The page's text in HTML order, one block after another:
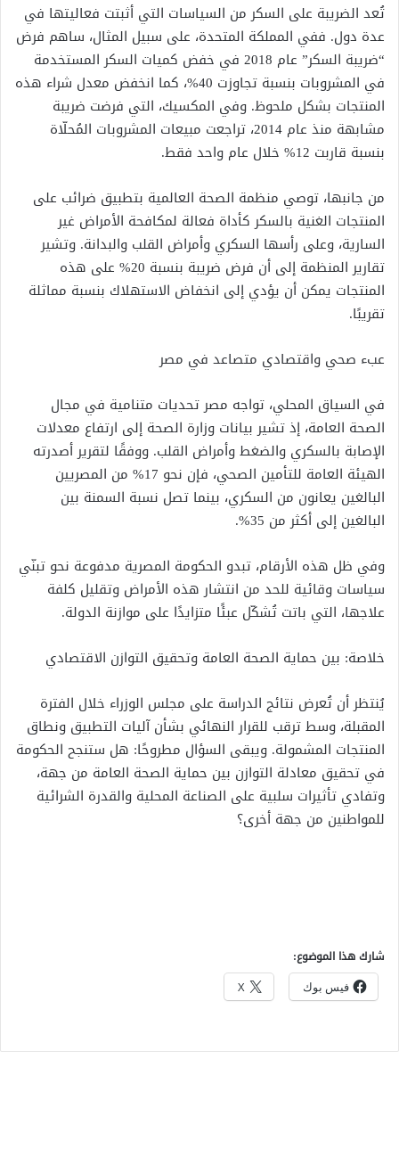
تُعد الضريبة على السكر من السياسات التي أثبتت فعاليتها في
عدة دول. ففي المملكة المتحدة، على سبيل المثال، ساهم فرض
“ضريبة السكر” عام 2018 في خفض كميات السكر المستخدمة
في المشروبات بنسبة تجاوزت 40%، كما انخفض معدل شراء هذه
المنتجات بشكل ملحوظ. وفي المكسيك، التي فرضت ضريبة
مشابهة منذ عام 2014، تراجعت مبيعات المشروبات المُحلّاة
بنسبة قاربت 12% خلال عام واحد فقط.
من جانبها، توصي منظمة الصحة العالمية بتطبيق ضرائب على
المنتجات الغنية بالسكر كأداة فعالة لمكافحة الأمراض غير
السارية، وعلى رأسها السكري وأمراض القلب والبدانة. وتشير
تقارير المنظمة إلى أن فرض ضريبة بنسبة 20% على هذه
المنتجات يمكن أن يؤدي إلى انخفاض الاستهلاك بنسبة مماثلة
تقريبًا.
عبء صحي واقتصادي متصاعد في مصر
في السياق المحلي، تواجه مصر تحديات متنامية في مجال
الصحة العامة، إذ تشير بيانات وزارة الصحة إلى ارتفاع معدلات
الإصابة بالسكري والضغط وأمراض القلب. ووفقًا لتقرير أصدرته
الهيئة العامة للتأمين الصحي، فإن نحو 17% من المصريين
البالغين يعانون من السكري، بينما تصل نسبة السمنة بين
البالغين إلى أكثر من 35%.
وفي ظل هذه الأرقام، تبدو الحكومة المصرية مدفوعة نحو تبنّي
سياسات وقائية للحد من انتشار هذه الأمراض وتقليل كلفة
علاجها، التي باتت تُشكّل عبئًا متزايدًا على موازنة الدولة.
خلاصة: بين حماية الصحة العامة وتحقيق التوازن الاقتصادي
يُنتظر أن تُعرض نتائج الدراسة على مجلس الوزراء خلال الفترة
المقبلة، وسط ترقب للقرار النهائي بشأن آليات التطبيق ونطاق
المنتجات المشمولة. ويبقى السؤال مطروحًا: هل ستنجح الحكومة
في تحقيق معادلة التوازن بين حماية الصحة العامة من جهة،
وتفادي تأثيرات سلبية على الصناعة المحلية والقدرة الشرائية
للمواطنين من جهة أخرى؟
شارك هذا الموضوع:
فيس بوك X